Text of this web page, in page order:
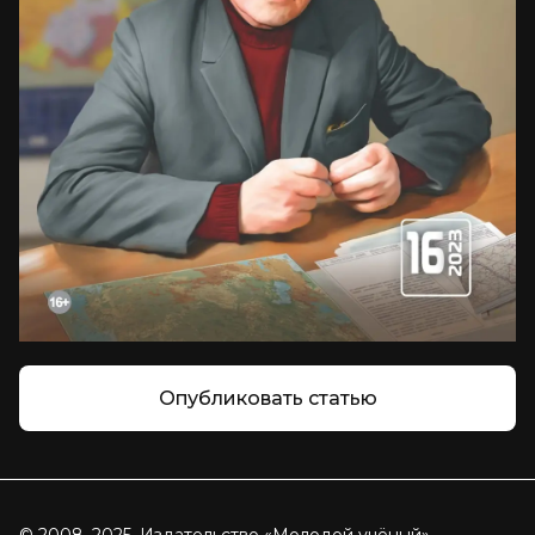
Опубликовать статью